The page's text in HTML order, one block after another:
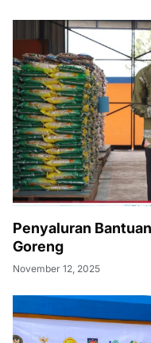
Penyaluran
Goreng
November 12, 2025